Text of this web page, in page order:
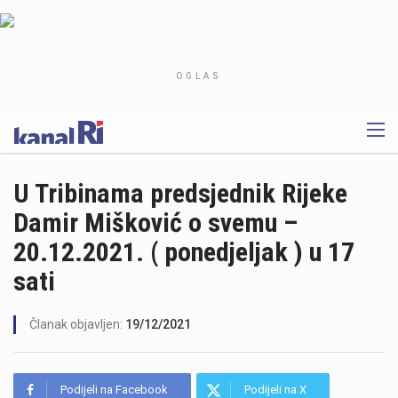
OGLAS
U Tribinama predsjednik Rijeke
Damir Mišković o svemu –
20.12.2021. ( ponedjeljak ) u 17
sati
Članak objavljen: 19/12/2021
Podijeli na Facebook Podijeli na X